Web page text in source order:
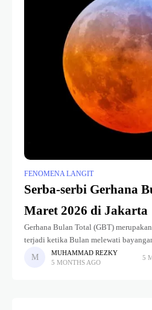
FENOMENA LANGIT
Serba-serbi Gerhana
Maret 2026 di Jakarta
Gerhana Bulan Total (GBT)
terjadi ketika Bulan melewati
Matahari, sehingga hanya sedikit
yang dipantulkan oleh permukaan
MUHAMMAD REZKY
5 MONTHS AGO
5